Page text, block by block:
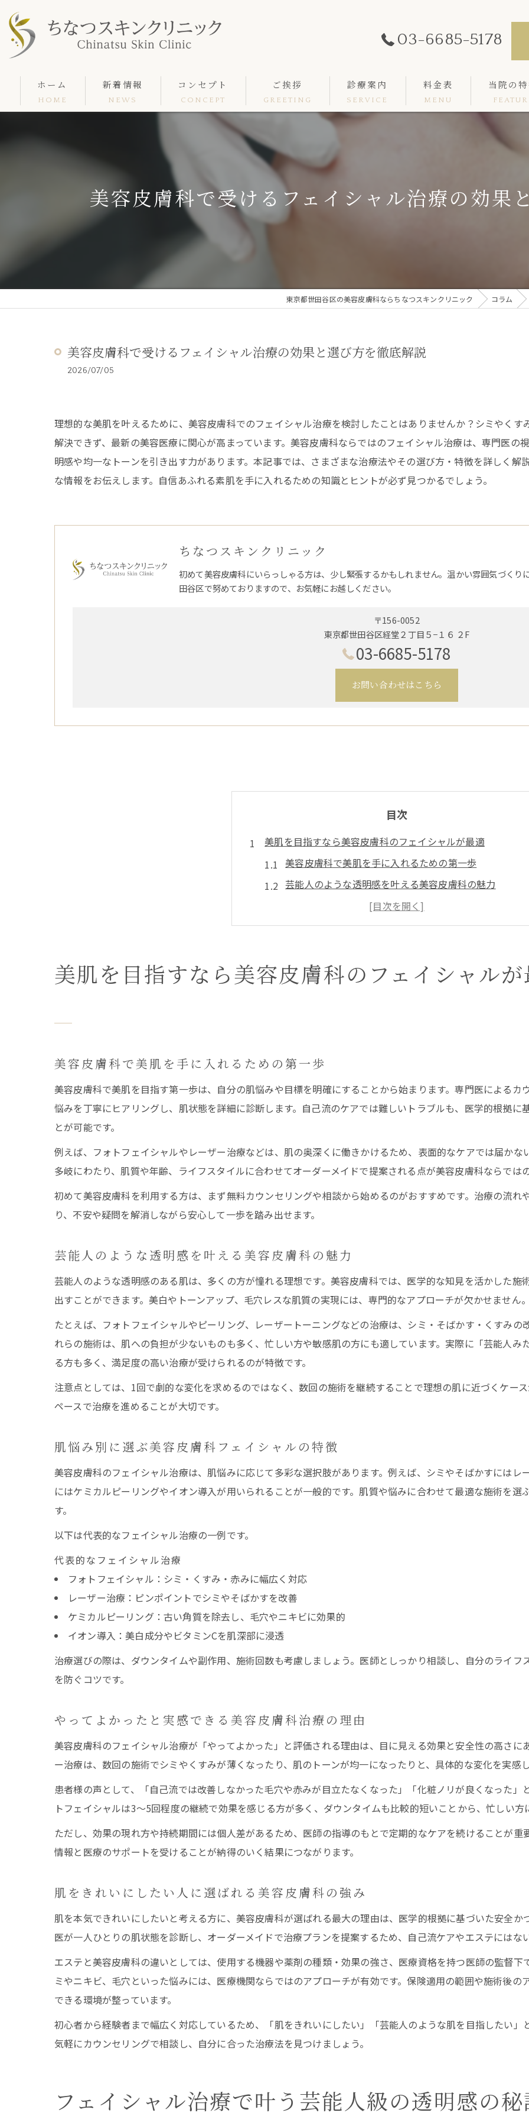
03-6685-5178
ホーム
HOME
新着情報
NEWS
コンセプト
CONCEPT
ご挨拶
GREETING
診療案内
SERVICE
料金表
MENU
当院の
ボトックス
肌育
美容皮膚科で受けるフェイシャル治療の効果
東京都世田谷区の美容皮膚科ならちなつスキンクリニック コラム
美容皮膚科で受けるフェイシャル治療の効果と選び方を徹底解説
2026/07/05
理想的な美肌を叶えるために、美容皮膚科でのフェイシャル治療を検討したことはありませんか？シミやく
解決できず、最新の美容医療に関心が高まっています。美容皮膚科ならではのフェイシャル治療は、専門医の
明感や均一なトーンを引き出す力があります。本記事では、さまざまな治療法やその選び方・特徴を詳しく
な情報をお伝えします。自信あふれる素肌を手に入れるための知識とヒントが必ず見つかるでしょう。
ちなつスキンクリニック
初めて美容皮膚科にいらっしゃる方は、少し緊張するかもしれません。温かい雰囲気づくり
田谷区で努めておりますので、お気軽にお越しください。
〒156-0052
東京都世田谷区経堂２丁目５−１６ ２F
03-6685-5178
お問い合わせはこちら
目次
美肌を目指すなら美容皮膚科のフェイシャルが最適
美容皮膚科で美肌を手に入れるための第一歩
芸能人のような透明感を叶える美容皮膚科の魅力
肌悩み別に選ぶ美容皮膚科フェイシャルの特徴
やってよかったと実感できる美容皮膚科治療の理由
フェイシャル治療で叶う芸能人級の透明感の秘訣
光治療とレーザーの違いを知って選ぶ美肌アプローチ
美容皮膚科で受ける光治療とレーザーの違い
肌をきれいにしたい人向けの治療選択ガイド
自分に合う美容皮膚科治療を見極める方法
やってよかったと感じる美容医療の実体験に学ぶ
肌をきれいにする美容皮膚科治療の安全性
美容皮膚科でのフェイシャルが人気の理由を解説
エステと美容皮膚科のフェイシャル、迷った時の見極め方
肌をきれいにしたいなら美容皮膚科とエステどちらが最
自信あふれる素肌へ導く美容皮膚科フェイシャルの魅力
美容皮膚科フェイシャルで自信が持てる素肌に
美肌を目指す方へ美容皮膚科治療のおすすめ理由
美肌を目指すなら美容皮膚科のフェイシャル
美容皮膚科で美肌を手に入れるための第一歩
美容皮膚科で美肌を目指す第一歩は、自分の肌悩みや目標を明確にすることから始まります。専門医による
悩みを丁寧にヒアリングし、肌状態を詳細に診断します。自己流のケアでは難しいトラブルも、医学的根拠
とが可能です。
例えば、フォトフェイシャルやレーザー治療などは、肌の奥深くに働きかけるため、表面的なケアでは届か
多岐にわたり、肌質や年齢、ライフスタイルに合わせてオーダーメイドで提案される点が美容皮膚科ならでは
初めて美容皮膚科を利用する方は、まず無料カウンセリングや相談から始めるのがおすすめです。治療の流
り、不安や疑問を解消しながら安心して一歩を踏み出せます。
芸能人のような透明感を叶える美容皮膚科の魅力
芸能人のような透明感のある肌は、多くの方が憧れる理想です。美容皮膚科では、医学的な知見を活かした施
出すことができます。美白やトーンアップ、毛穴レスな肌質の実現には、専門的なアプローチが欠かせません
たとえば、フォトフェイシャルやピーリング、レーザートーニングなどの治療は、シミ・そばかす・くすみ
れらの施術は、肌への負担が少ないものも多く、忙しい方や敏感肌の方にも適しています。実際に「芸能人
る方も多く、満足度の高い治療が受けられるのが特徴です。
注意点としては、1回で劇的な変化を求めるのではなく、数回の施術を継続することで理想の肌に近づくケー
ペースで治療を進めることが大切です。
肌悩み別に選ぶ美容皮膚科フェイシャルの特徴
美容皮膚科のフェイシャル治療は、肌悩みに応じて多彩な選択肢があります。例えば、シミやそばかすには
にはケミカルピーリングやイオン導入が用いられることが一般的です。肌質や悩みに合わせて最適な施術を
す。
以下は代表的なフェイシャル治療の一例です。
代表的なフェイシャル治療
フォトフェイシャル：シミ・くすみ・赤みに幅広く対応
レーザー治療：ピンポイントでシミやそばかすを改善
ケミカルピーリング：古い角質を除去し、毛穴やニキビに効果的
イオン導入：美白成分やビタミンCを肌深部に浸透
治療選びの際は、ダウンタイムや副作用、施術回数も考慮しましょう。医師としっかり相談し、自分のライ
を防ぐコツです。
やってよかったと実感できる美容皮膚科治療の理由
美容皮膚科のフェイシャル治療が「やってよかった」と評価される理由は、目に見える効果と安全性の高さ
ー治療は、数回の施術でシミやくすみが薄くなったり、肌のトーンが均一になったりと、具体的な変化を実感
患者様の声として、「自己流では改善しなかった毛穴や赤みが目立たなくなった」「化粧ノリが良くなった
トフェイシャルは3〜5回程度の継続で効果を感じる方が多く、ダウンタイムも比較的短いことから、忙しい方
ただし、効果の現れ方や持続期間には個人差があるため、医師の指導のもとで定期的なケアを続けることが
情報と医療のサポートを受けることが納得のいく結果につながります。
肌をきれいにしたい人に選ばれる美容皮膚科の強み
肌を本気できれいにしたいと考える方に、美容皮膚科が選ばれる最大の理由は、医学的根拠に基づいた安全
医が一人ひとりの肌状態を診断し、オーダーメイドで治療プランを提案するため、自己流ケアやエステにはな
エステと美容皮膚科の違いとしては、使用する機器や薬剤の種類・効果の強さ、医療資格を持つ医師の監督
ミやニキビ、毛穴といった悩みには、医療機関ならではのアプローチが有効です。保険適用の範囲や施術後
できる環境が整っています。
初心者から経験者まで幅広く対応しているため、「肌をきれいにしたい」「芸能人のような肌を目指したい
気軽にカウンセリングで相談し、自分に合った治療法を見つけましょう。
フェイシャル治療で叶う芸能人級の透明感の秘
ご予約はこちら
ご予約はこちら